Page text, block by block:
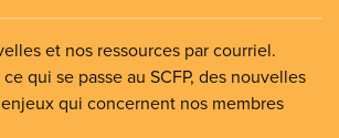
et nos ressources par courriel.
qui se passe au SCFP, des nouvelles
qui concernent nos membres